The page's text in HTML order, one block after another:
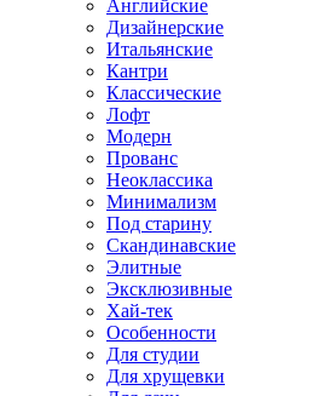
Английские
Дизайнерские
Итальянские
Кантри
Классические
Лофт
Модерн
Прованс
Неоклассика
Минимализм
Под старину
Скандинавские
Элитные
Эксклюзивные
Хай-тек
Особенности
Для студии
Для хрущевки